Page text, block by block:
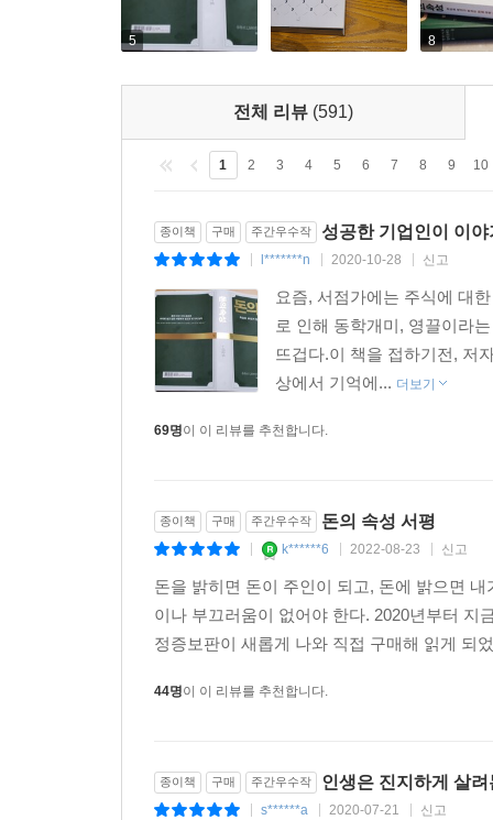
5 8
전체 리뷰 (591)
1 2 3 4 5 6 7 8 9 10
종이책 구매 주간우수작 성공한 기업인이 이
l*******n 2020-10-28 신고
요즘, 서점가에는 주식에 대
로 인해 동학개미, 영끌이라
뜨겁다.이 책을 접하기전, 저
상에서 기억에... 더보기
69명이 이 리뷰를 추천합니다.
종이책 구매 주간우수작 돈의 속성 서평
k******6 2022-08-23 신고
돈을 밝히면 돈이 주인이 되고, 돈에 밝으면
이나 부끄러움이 없어야 한다. 2020년부터 지
정증보판이 새롭게 나와 직접 구매해 읽게 되
44명이 이 리뷰를 추천합니다.
종이책 구매 주간우수작 인생은 진지하게 살
s******a 2020-07-21 신고